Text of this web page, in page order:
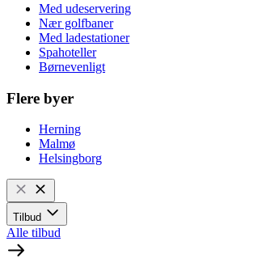
Med udeservering
Nær golfbaner
Med ladestationer
Spahoteller
Børnevenligt
Flere byer
Herning
Malmø
Helsingborg
Tilbud
Alle tilbud